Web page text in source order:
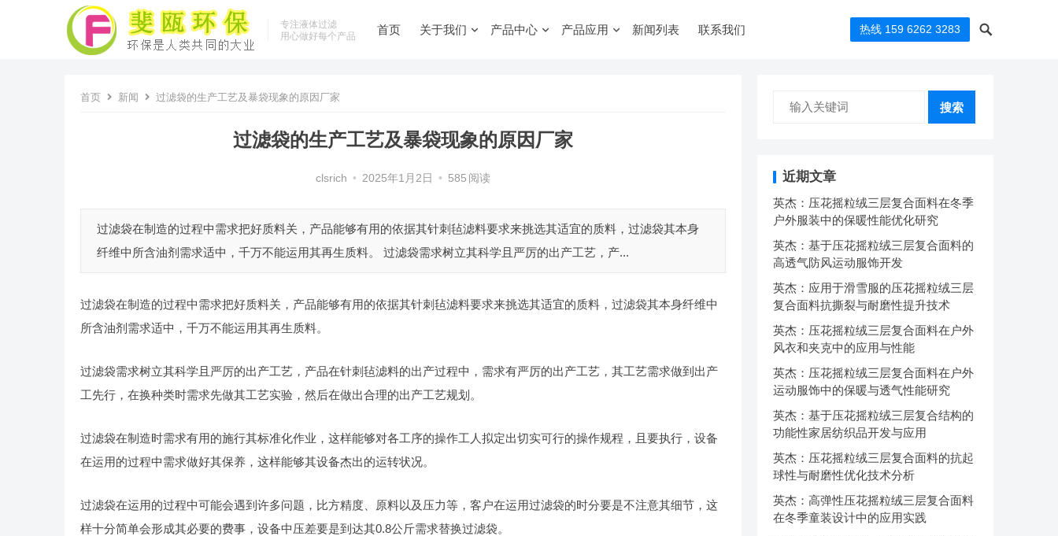
专注液体过滤
用心做好每个产品
首页 关于我们 产品中心 产品应用 新闻列表 联系我们 热线 159 6262 3283
首页 新闻 过滤袋的生产工艺及暴袋现象的原因厂家
过滤袋的生产工艺及暴袋现象的原因厂家
clsrich • 2025年1月2日 • 585 阅读
过滤袋在制造的过程中需求把好质料关，产品能够有用的依据其针刺毡滤料要求来挑选其适宜的质料，过滤袋其本身
纤维中所含油剂需求适中，千万不能运用其再生质料。 过滤袋需求树立其科学且严厉的出产工艺，产...
过滤袋在制造的过程中需求把好质料关，产品能够有用的依据其针刺毡滤料要求来挑选其适宜的质料，过滤袋其本身纤维中
所含油剂需求适中，千万不能运用其再生质料。
过滤袋需求树立其科学且严厉的出产工艺，产品在针刺毡滤料的出产过程中，需求有严厉的出产工艺，其工艺需求做到出产
工先行，在换种类时需求先做其工艺实验，然后在做出合理的出产工艺规划。
过滤袋在制造时需求有用的施行其标准化作业，这样能够对各工序的操作工人拟定出切实可行的操作规程，且要执行，设备
在运用的过程中需求做好其保养，这样能够其设备杰出的运转状况。
过滤袋在运用的过程中可能会遇到许多问题，比方精度、原料以及压力等，客户在运用过滤袋的时分要是不注意其细节，这
样十分简单会形成其必要的费事，设备中压差要是到达其0.8公斤需求替换过滤袋。
搜索
近期文章
英杰：压花摇粒绒三层复合面料在冬季
户外服装中的保暖性能优化研究
英杰：基于压花摇粒绒三层复合面料的
高透气防风运动服饰开发
英杰：应用于滑雪服的压花摇粒绒三层
复合面料抗撕裂与耐磨性提升技术
英杰：压花摇粒绒三层复合面料在户外
风衣和夹克中的应用与性能
英杰：压花摇粒绒三层复合面料在户外
运动服饰中的保暖与透气性能研究
英杰：基于压花摇粒绒三层复合结构的
功能性家居纺织品开发与应用
英杰：压花摇粒绒三层复合面料的抗起
球性与耐磨性优化技术分析
英杰：高弹性压花摇粒绒三层复合面料
在冬季童装设计中的应用实践